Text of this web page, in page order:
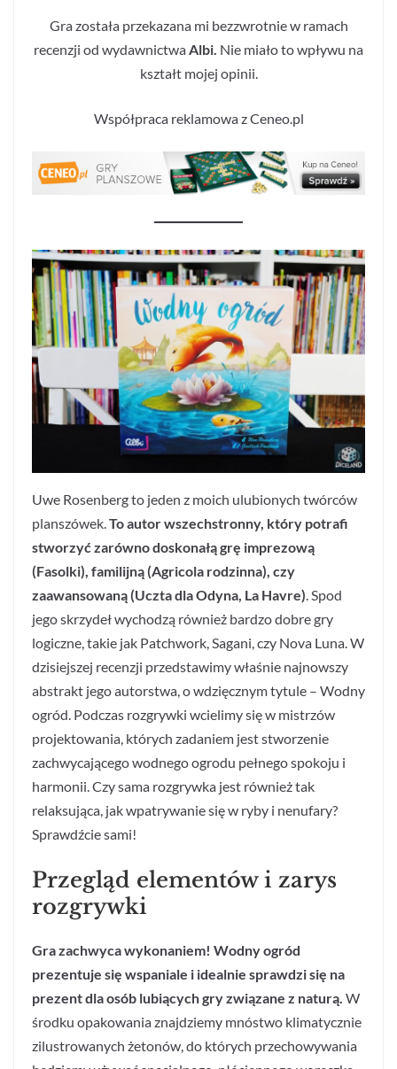
Gra została przekazana mi bezzwrotnie w ramach
recenzji od wydawnictwaAlbi. Nie miało to wpływu na
kształt mojej opinii.
Współpraca reklamowa z Ceneo.pl
Uwe Rosenberg to jeden z moich ulubionych twórców
planszówek.To autor wszechstronny, który potrafi
stworzyć zarówno doskonałą grę imprezową
(Fasolki), familijną (Agricola rodzinna), czy
zaawansowaną (Uczta dla Odyna, La Havre). Spod
jego skrzydeł wychodzą również bardzo dobre gry
logiczne, takie jak Patchwork, Sagani, czy Nova Luna. W
dzisiejszej recenzji przedstawimy właśnie najnowszy
abstrakt jego autorstwa, o wdzięcznym tytule – Wodny
ogród. Podczas rozgrywki wcielimy się w mistrzów
projektowania, których zadaniem jest stworzenie
zachwycającego wodnego ogrodu pełnego spokoju i
harmonii. Czy sama rozgrywka jest również tak
relaksująca, jak wpatrywanie się w ryby i nenufary?
Sprawdźcie sami!
Przegląd elementów i zarys
rozgrywki
Gra zachwyca wykonaniem! Wodny ogród
prezentuje się wspaniale i idealnie sprawdzi się na
prezent dla osób lubiących gry związane z naturą. W
środku opakowania znajdziemy mnóstwo klimatycznie
zilustrowanych żetonów, do których przechowywania